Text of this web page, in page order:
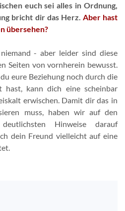
euch sei alles in Ordnung,
bricht dir das Herz. Aber hast
übersehen?
- aber leider sind diese
Seiten von vornherein bewusst.
eure Beziehung noch durch die
hast, kann dich eine scheinbar
erwischen. Damit dir das in
muss, haben wir auf den
Hinweise darauf
dein Freund vielleicht auf eine